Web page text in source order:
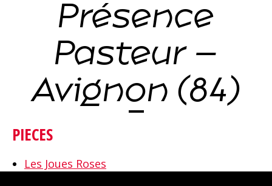
Présence
Pasteur –
Avignon (84)
PIECES
Les Joues Roses